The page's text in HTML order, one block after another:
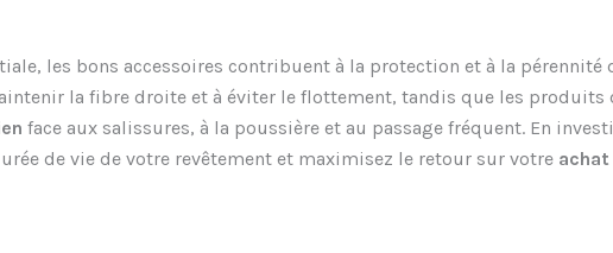
les bons accessoires contribuent à la protection et à la pérennité
la fibre droite et à éviter le flottement, tandis que les produits
face aux salissures, à la poussière et au passage fréquent. En
de vie de votre revêtement et maximisez le retour sur votre